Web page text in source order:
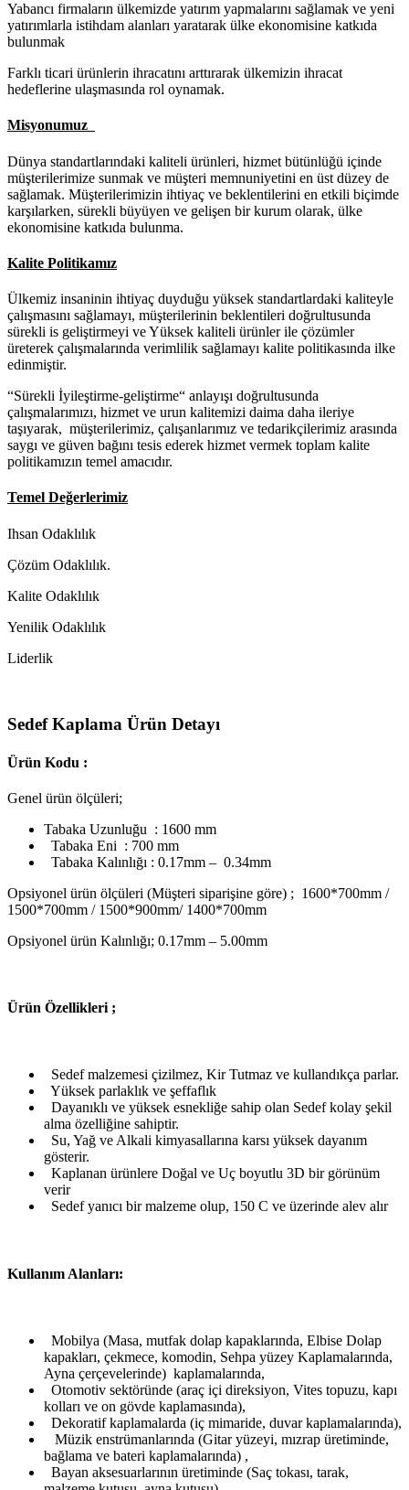
Yabancı firmaların ülkemizde yatırım yapmalarını sağlamak ve yeni
yatırımlarla istihdam alanları yaratarak ülke ekonomisine katkıda
bulunmak
Farklı ticari ürünlerin ihracatını arttırarak ülkemizin ihracat
hedeflerine ulaşmasında rol oynamak.
Misyonumuz
Dünya standartlarındaki kaliteli ürünleri, hizmet bütünlüğü içinde
müşterilerimize sunmak ve müşteri memnuniyetini en üst düzey de
sağlamak. Müşterilerimizin ihtiyaç ve beklentilerini en etkili biçimde
karşılarken, sürekli büyüyen ve gelişen bir kurum olarak, ülke
ekonomisine katkıda bulunma.
Kalite Politikamız
Ülkemiz insaninin ihtiyaç duyduğu yüksek standartlardaki kaliteyle
çalışmasını sağlamayı, müşterilerinin beklentileri doğrultusunda
sürekli is geliştirmeyi ve Yüksek kaliteli ürünler ile çözümler
üreterek çalışmalarında verimlilik sağlamayı kalite politikasında ilke
edinmiştir.
“Sürekli İyileştirme-geliştirme“ anlayışı doğrultusunda
çalışmalarımızı, hizmet ve urun kalitemizi daima daha ileriye
taşıyarak, müşterilerimiz, çalışanlarımız ve tedarikçilerimiz arasında
saygı ve güven bağını tesis ederek hizmet vermek toplam kalite
politikamızın temel amacıdır.
Temel Değerlerimiz
Ihsan Odaklılık
Çözüm Odaklılık.
Kalite Odaklılık
Yenilik Odaklılık
Liderlik
Sedef Kaplama Ürün Detayı
Ürün Kodu :
Genel ürün ölçüleri;
Tabaka Uzunluğu : 1600 mm
Tabaka Eni : 700 mm
Tabaka Kalınlığı : 0.17mm – 0.34mm
Opsiyonel ürün ölçüleri (Müşteri siparişine göre) ; 1600*700mm /
1500*700mm / 1500*900mm/ 1400*700mm
Opsiyonel ürün Kalınlığı; 0.17mm – 5.00mm
Ürün Özellikleri ;
Sedef malzemesi çizilmez, Kir Tutmaz ve kullandıkça parlar.
Yüksek parlaklık ve şeffaflık
Dayanıklı ve yüksek esnekliğe sahip olan Sedef kolay şekil
alma özelliğine sahiptir.
Su, Yağ ve Alkali kimyasallarına karsı yüksek dayanım
gösterir.
Kaplanan ürünlere Doğal ve Uç boyutlu 3D bir görünüm
verir
Sedef yanıcı bir malzeme olup, 150 C ve üzerinde alev alır
Kullanım Alanları:
Mobilya (Masa, mutfak dolap kapaklarında, Elbise Dolap
kapakları, çekmece, komodin, Sehpa yüzey Kaplamalarında,
Ayna çerçevelerinde) kaplamalarında,
Otomotiv sektöründe (araç içi direksiyon, Vites topuzu, kapı
kolları ve on gövde kaplamasında),
Dekoratif kaplamalarda (iç mimaride, duvar kaplamalarında),
Müzik enstrümanlarında (Gitar yüzeyi, mızrap üretiminde,
bağlama ve bateri kaplamalarında) ,
Bayan aksesuarlarının üretiminde (Saç tokası, tarak,